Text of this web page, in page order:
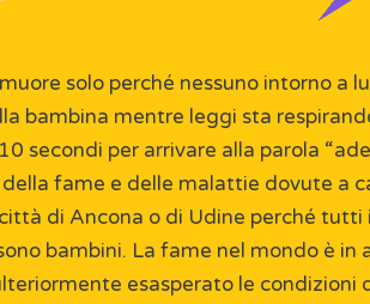
solo perché nessuno intorno a
bambina mentre leggi sta
secondi per arrivare alla parola
fame e delle malattie dovute a
di Ancona o di Udine perché
bambini. La fame nel mondo è in
esasperato le condizioni